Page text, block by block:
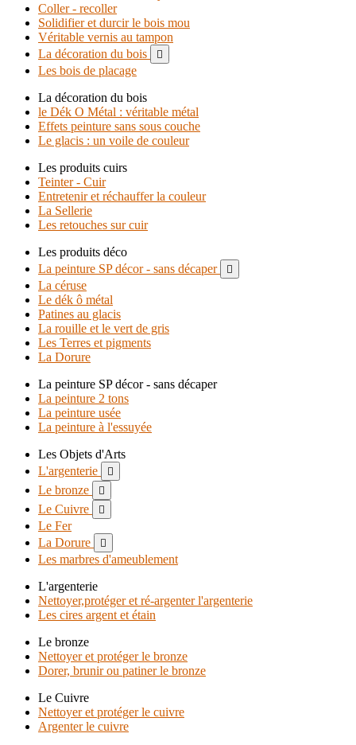
Coller - recoller
Solidifier et durcir le bois mou
Véritable vernis au tampon
La décoration du bois

Les bois de placage
La décoration du bois
le Dék O Métal : véritable métal
Effets peinture sans sous couche
Le glacis : un voile de couleur
Les produits cuirs
Teinter - Cuir
Entretenir et réchauffer la couleur
La Sellerie
Les retouches sur cuir
Les produits déco
La peinture SP décor - sans décaper

La céruse
Le dék ô métal
Patines au glacis
La rouille et le vert de gris
Les Terres et pigments
La Dorure
La peinture SP décor - sans décaper
La peinture 2 tons
La peinture usée
La peinture à l'essuyée
Les Objets d'Arts
L'argenterie

Le bronze 
Le Cuivre 
Le Fer
La Dorure

Les marbres d'ameublement
L'argenterie
Nettoyer,protéger et ré-argenter l'argenterie
Les cires argent et étain
Le bronze
Nettoyer et protéger le bronze
Dorer, brunir ou patiner le bronze
Le Cuivre
Nettoyer et protéger le cuivre
Argenter le cuivre